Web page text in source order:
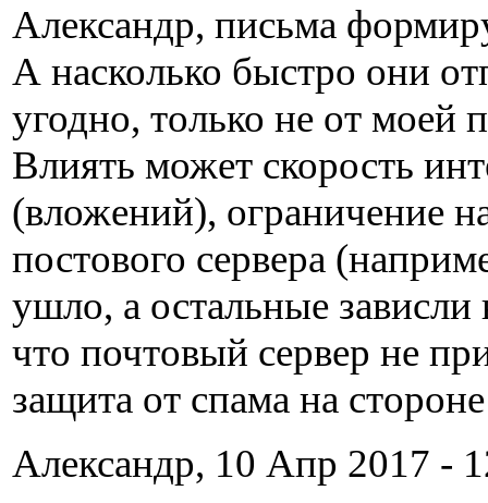
Александр, письма
А насколько быстро они
угодно, только не от моей
Влиять может скорость
(вложений), ограничение
постового сервера
ушло, а остальные зависли
что почтовый сервер не
защита от спама на
Александр, 10 Апр 2017 -